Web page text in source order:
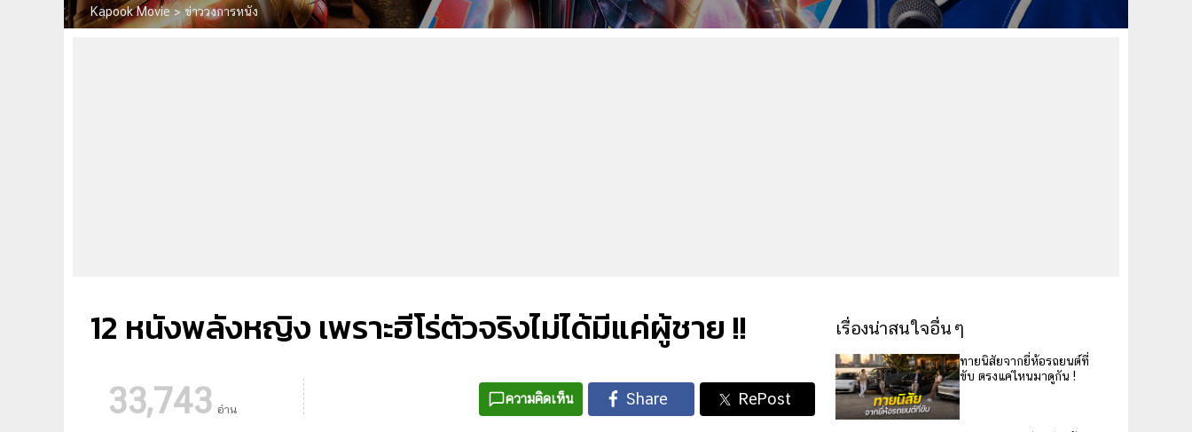
Kapook Movie>ข่าววงการหนัง
12 หนังพลังหญิง เพราะฮีโร่ตัวจริงไม่ได้มีแค่ผู้ชาย !!
33,743 อ่าน
ความคิดเห็น
เรื่องน่าสนใจอื่นๆ
ทายนิสัยจากยี่ห้อรถยนต์ที่
ขับ ตรงแค่ไหนมาดูกัน !